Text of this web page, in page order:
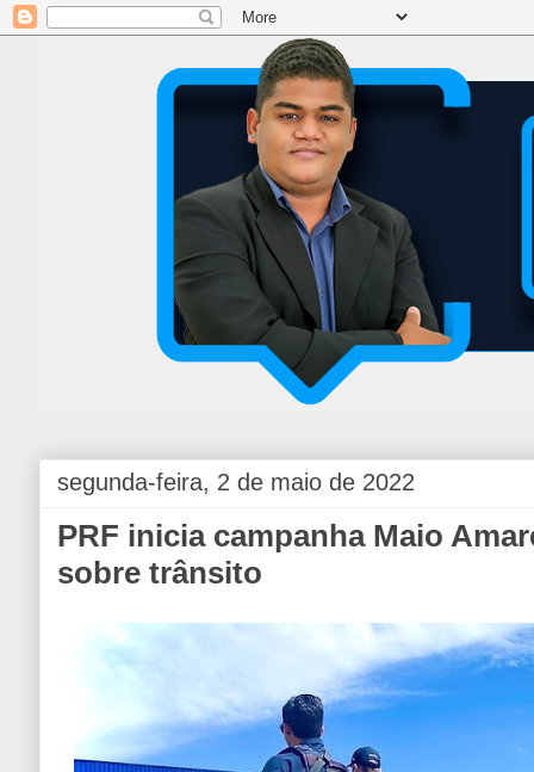
segunda-feira, 2 de maio de 2022
PRF inicia campanha Maio
sobre trânsito